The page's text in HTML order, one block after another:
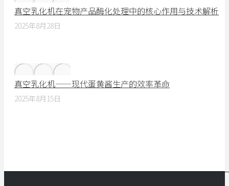
真空乳化机在宠物产品酶化处理中的核心作用与技术解析
2025年8月28日
真空乳化机——现代蛋黄酱生产的效率革命
2025年8月15日